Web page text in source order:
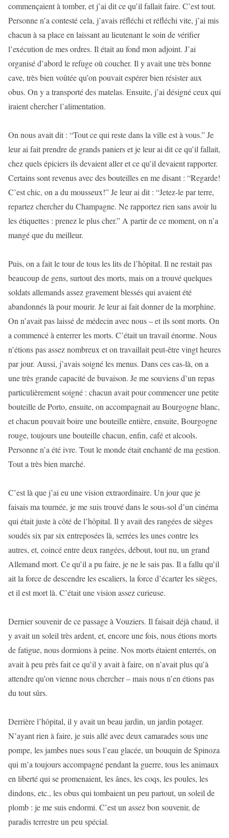
commençaient à tomber, et j’ai dit ce qu’il fallait faire. C’est tout.
Personne n’a contesté cela, j’avais réfléchi et réfléchi vite, j’ai mis
chacun à sa place en laissant au lieutenant le soin de vérifier
l’exécution de mes ordres. Il était au fond mon adjoint. J’ai
organisé d’abord le refuge où coucher. Il y avait une très bonne
cave, très bien voûtée qu’on pouvait espérer bien résister aux
obus. On y a transporté des matelas. Ensuite, j’ai désigné ceux qui
iraient chercher l’alimentation.
On nous avait dit : “Tout ce qui reste dans la ville est à vous.” Je
leur ai fait prendre de grands paniers et je leur ai dit ce qu’il fallait,
chez quels épiciers ils devaient aller et ce qu’il devaient rapporter.
Certains sont revenus avec des bouteilles en me disant : “Regarde!
C’est chic, on a du mousseux!” Je leur ai dit : “Jetez-le par terre,
repartez chercher du Champagne. Ne rapportez rien sans avoir lu
les étiquettes : prenez le plus cher.” A partir de ce moment, on n’a
mangé que du meilleur.
Puis, on a fait le tour de tous les lits de l’hôpital. Il ne restait pas
beaucoup de gens, surtout des morts, mais on a trouvé quelques
soldats allemands assez gravement blessés qui avaient été
abandonnés là pour mourir. Je leur ai fait donner de la morphine.
On n’avait pas laissé de médecin avec nous – et ils sont morts. On
a commencé à enterrer les morts. C’était un travail énorme. Nous
n’étions pas assez nombreux et on travaillait peut-être vingt heures
par jour. Aussi, j’avais soigné les menus. Dans ces cas-là, on a
une très grande capacité de buvaison. Je me souviens d’un repas
particulièrement soigné : chacun avait pour commencer une petite
bouteille de Porto, ensuite, on accompagnait au Bourgogne blanc,
et chacun pouvait boire une bouteille entière, ensuite, Bourgogne
rouge, toujours une bouteille chacun, enfin, café et alcools.
Personne n’a été ivre. Tout le monde était enchanté de ma gestion.
Tout a très bien marché.
C’est là que j’ai eu une vision extraordinaire. Un jour que je
faisais ma tournée, je me suis trouvé dans le sous-sol d’un cinéma
qui était juste à côté de l’hôpital. Il y avait des rangées de sièges
soudés six par six entreposées là, serrées les unes contre les
autres, et, coincé entre deux rangées, débout, tout nu, un grand
Allemand mort. Ce qu’il a pu faire, je ne le sais pas. Il a fallu qu’il
ait la force de descendre les escaliers, la force d’écarter les sièges,
et il est mort là. C’était une vision assez curieuse.
Dernier souvenir de ce passage à Vouziers. Il faisait déjà chaud, il
y avait un soleil très ardent, et, encore une fois, nous étions morts
de fatigue, nous dormions à peine. Nos morts étaient enterrés, on
avait à peu près fait ce qu’il y avait à faire, on n’avait plus qu’à
attendre qu’on vienne nous chercher – mais nous n’en étions pas
du tout sûrs.
Derrière l’hôpital, il y avait un beau jardin, un jardin potager.
N’ayant rien à faire, je suis allé avec deux camarades sous une
pompe, les jambes nues sous l’eau glacée, un bouquin de Spinoza
qui m’a toujours accompagné pendant la guerre, tous les animaux
en liberté qui se promenaient, les ânes, les coqs, les poules, les
dindons, etc., les obus qui tombaient un peu partout, un soleil de
plomb : je me suis endormi. C’est un assez bon souvenir, de
paradis terrestre un peu spécial.